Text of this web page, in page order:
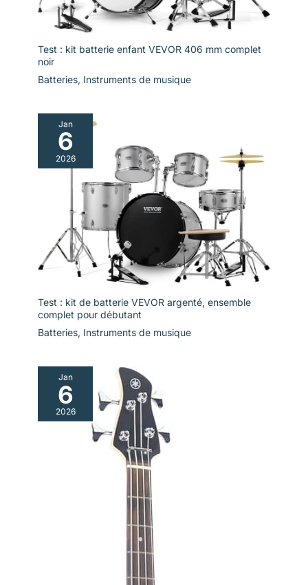
projection du son.
Test : kit batterie enfant VEVOR 406 mm complet
noir
Batteries, Instruments de musique
Jan
6
2026
Test : kit de batterie VEVOR argenté, ensemble
complet pour débutant
Batteries, Instruments de musique
Jan
6
2026